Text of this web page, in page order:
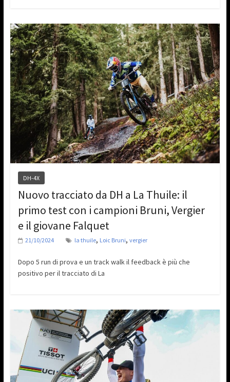
DH-4X
Nuovo tracciato da DH a La Thuile: il
primo test con i campioni Bruni, Vergier
e il giovane Falquet
21/10/2024 la thuile, Loic Bruni, vergier
Dopo 5 run di prova e un track walk il feedback è più che
positivo per il tracciato di La